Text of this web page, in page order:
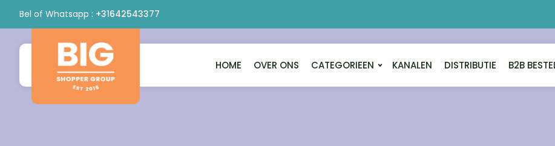
Bel of Whatsapp : +31642543377
Bigshopper
Group
HOME OVER ONS CATEGORIEEN KANALEN DISTRIBUTIE B2B